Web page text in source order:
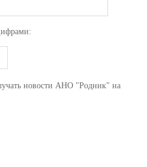
новости АНО "Родник" на